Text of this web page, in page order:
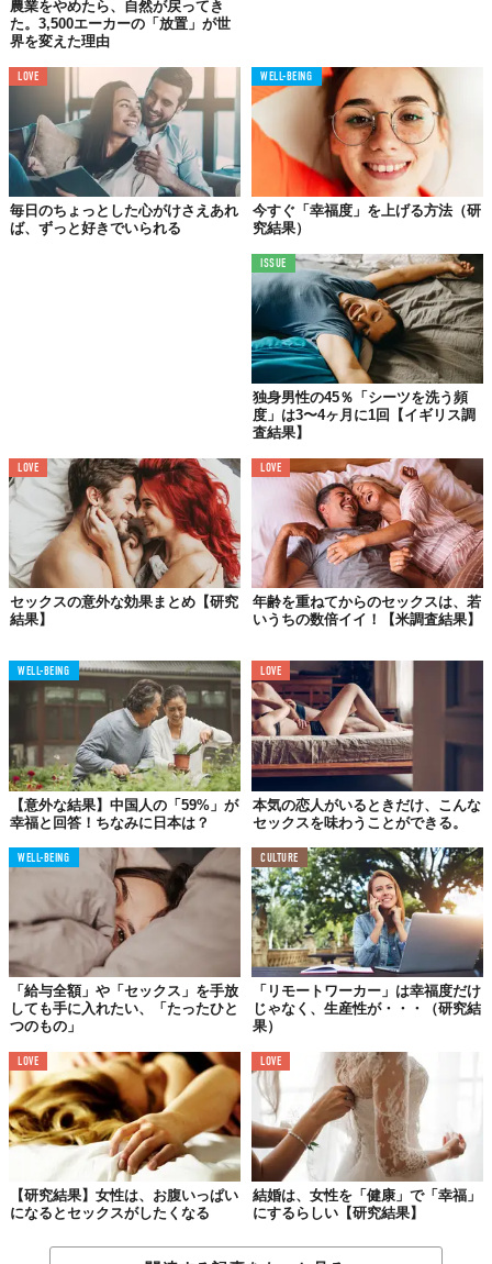
農業をやめたら、自然が戻ってき
た。3,500エーカーの「放置」が世
界を変えた理由
LOVE
毎日のちょっとした心がけさえあれ
ば、ずっと好きでいられる
WELL-BEING
今すぐ「幸福度」を上げる方法（研
究結果）
ISSUE
独身男性の45％「シーツを洗う頻
度」は3〜4ヶ月に1回【イギリス調
査結果】
LOVE
セックスの意外な効果まとめ【研究
結果】
LOVE
年齢を重ねてからのセックスは、若
いうちの数倍イイ！【米調査結果】
WELL-BEING
【意外な結果】中国人の「59%」が
幸福と回答！ちなみに日本は？
LOVE
本気の恋人がいるときだけ、こんな
セックスを味わうことができる。
WELL-BEING
「給与全額」や「セックス」を手放
しても手に入れたい、「たったひと
つのもの」
CULTURE
「リモートワーカー」は幸福度だけ
じゃなく、生産性が・・・（研究結
果）
LOVE
【研究結果】女性は、お腹いっぱい
になるとセックスがしたくなる
LOVE
結婚は、女性を「健康」で「幸福」
にするらしい【研究結果】